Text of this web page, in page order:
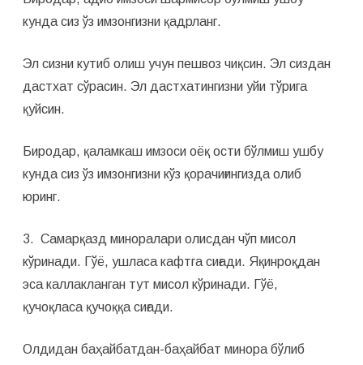
кунда сиз ўз имзонгизни қадрланг.
Эл сизни кутиб олиш учун пешвоз чиқсин. Эл сиздан
дастхат сўрасин. Эл дастхатингизни уйи тўрига
қуйсин.
Биродар, қаламкаш имзоси оёқ ости бўлмиш ушбу
кунда сиз ўз имзонгизни кўз қорачиғингизда олиб
юринг.
3. Самарқазд миноралари олисдан чўп мисол
кўринади. Гўё, ушласа кафтга сиғади. Яқинроқдан
эса каллакланган тут мисол кўринади. Гўё,
қучоқласа қучоққа сиғади.
Олдидан баҳайбатдан-баҳайбат минора бўлиб